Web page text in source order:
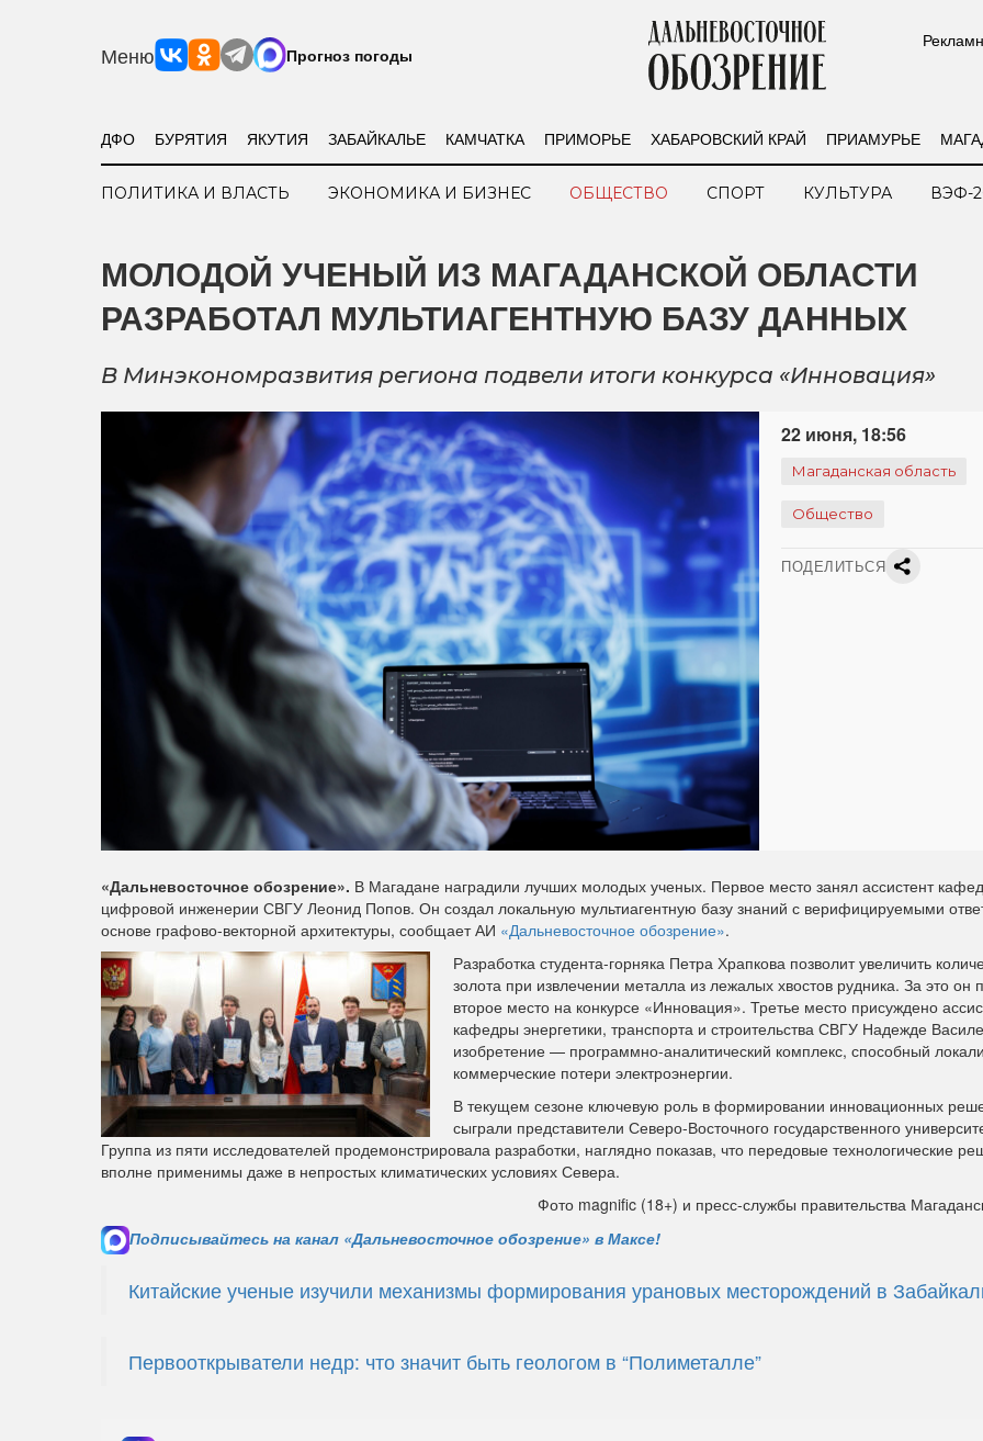
Меню Прогноз погоды
ДФО БУРЯТИЯ ЯКУТИЯ ЗАБАЙКАЛЬЕ КАМЧАТКА ПРИМОРЬЕ ХАБАРОВСКИЙ КРАЙ ПРИАМУРЬЕ
ПОЛИТИКА И ВЛАСТЬ ЭКОНОМИКА И БИЗНЕС ОБЩЕСТВО СПОРТ КУЛЬТУРА ВЭФ-
МОЛОДОЙ УЧЕНЫЙ ИЗ МАГАДАНСКОЙ ОБЛАСТИ
РАЗРАБОТАЛ МУЛЬТИАГЕНТНУЮ БАЗУ ДАННЫХ
В Минэкономразвития региона подвели итоги конкурса «Инновация»
22 июня, 18:56
Магаданская область
Общество
ПОДЕЛИТЬСЯ
«Дальневосточное обозрение». В Магадане наградили лучших молодых ученых. Первое место занял ассистент
цифровой инженерии СВГУ Леонид Попов. Он создал локальную мультиагентную базу знаний с верифицируемыми
основе графово-векторной архитектуры, сообщает АИ «Дальневосточное обозрение».
Разработка студента-горняка Петра Храпкова позволит увеличить
золота при извлечении металла из лежалых хвостов рудника. За это он
второе место на конкурсе «Инновация». Третье место присуждено
кафедры энергетики, транспорта и строительства СВГУ Надежде
изобретение — программно-аналитический комплекс, способный
коммерческие потери электроэнергии.
В текущем сезоне ключевую роль в формировании инновационных
сыграли представители Северо‑Восточного государственного
Группа из пяти исследователей продемонстрировала разработки, наглядно показав, что передовые технологические
вполне применимы даже в непростых климатических условиях Севера.
Фото magnific (18+) и пресс-службы правительства
Подписывайтесь на канал «Дальневосточное обозрение» в Максе!
Китайские ученые изучили механизмы формирования урановых месторождений в
Первооткрыватели недр: что значит быть геологом в “Полиметалле”